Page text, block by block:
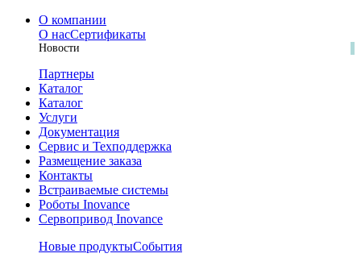
О компании
О насСертификаты
Новости
Партнеры
Каталог
Каталог
Услуги
Документация
Сервис и Техподдержка
Размещение заказа
Контакты
Встраиваемые системы
Роботы Inovance
Сервопривод Inovance
Новые продуктыСобытия